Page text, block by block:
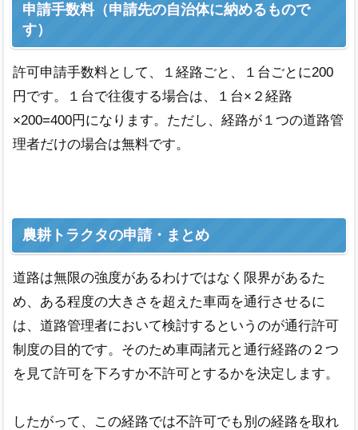
申請手数料（申請先の自治体に納めるもので
す）
許可申請手数料として、１経路ごと、１台ごとに200
円です。１台で往復する場合は、１台×２経路
×200=400円になります。ただし、経路が１つの道路管
理者だけの場合は無料です。
農耕トラクタの申請・まとめ
道路は無限の強度があるわけではなく限界があるた
め、ある程度の大きさを超えた車両を通行させるに
は、道路管理者において検討するというのが通行許可
制度の目的です。そのため車両諸元と通行経路の２つ
を見て許可を下ろすか不許可とするかを決定します。
したがって、この経路では不許可でも別の経路を取れ